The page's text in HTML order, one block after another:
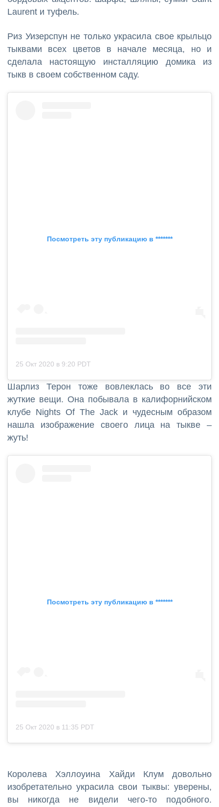
Laurent и туфель.
Риз Уизерспун не только украсила свое крыльцо
тыквами всех цветов в начале месяца, но и
сделала настоящую инсталляцию домика из
тыкв в своем собственном саду.
Посмотреть эту публикацию в *******
25 Окт 2020 в 9:20 PDT
Шарлиз Терон тоже вовлеклась во все эти
жуткие вещи. Она побывала в калифорнийском
клубе Nights Of The Jack и чудесным образом
нашла изображение своего лица на тыкве –
жуть!
Посмотреть эту публикацию в *******
25 Окт 2020 в 11:35 PDT
Королева Хэллоуина Хайди Клум довольно
изобретательно украсила свои тыквы: уверены,
вы никогда не видели чего-то подобного.